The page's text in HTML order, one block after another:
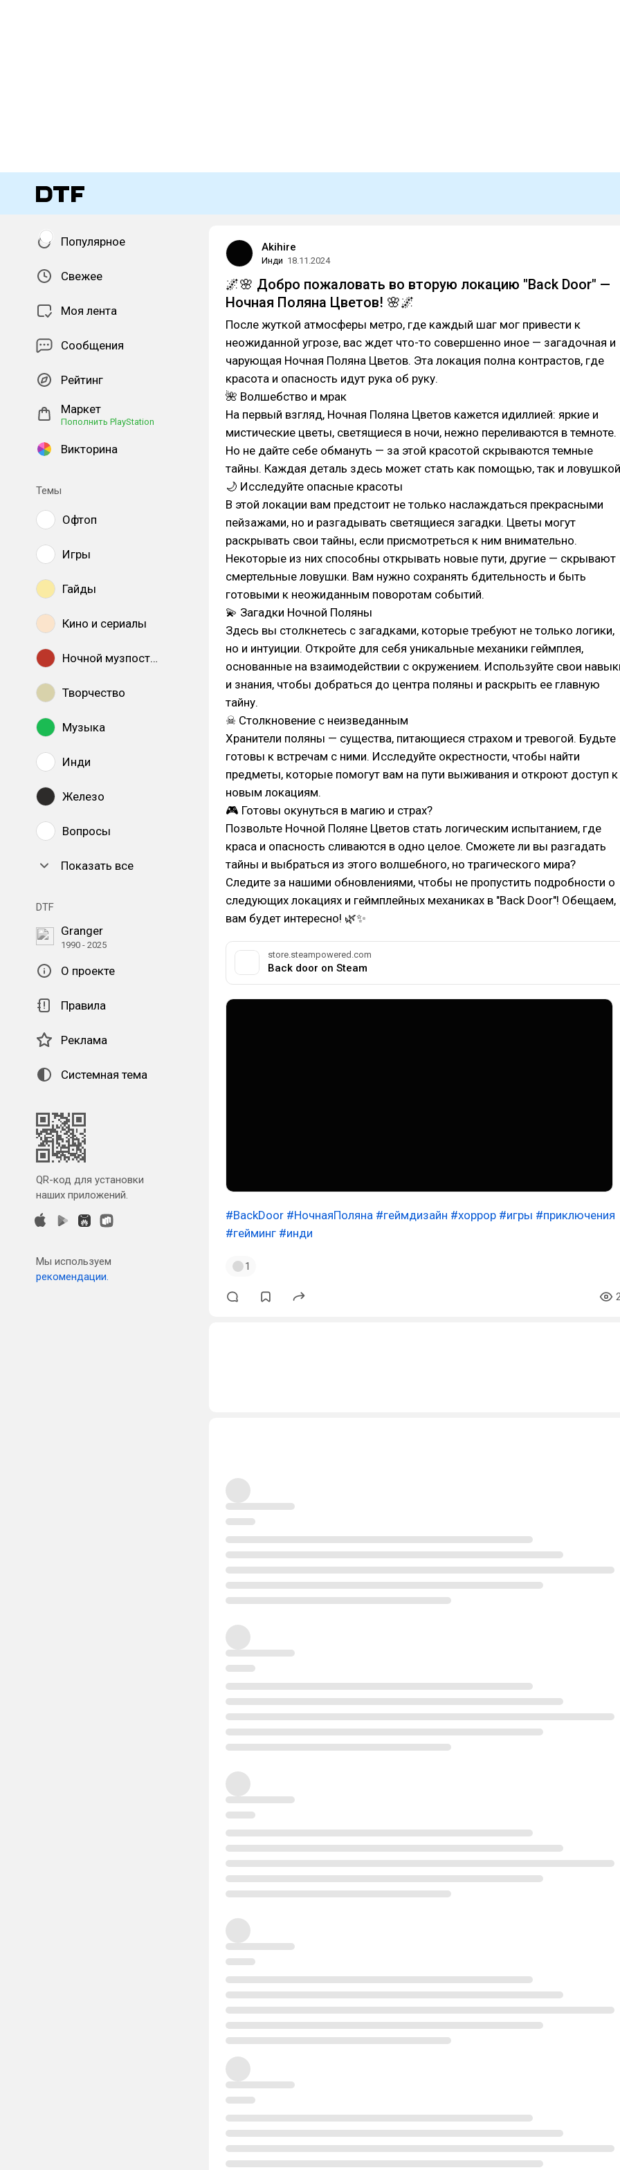
Популярное
Свежее
Моя лента
Сообщения
Рейтинг
Маркет
Пополнить PlayStation
Викторина
Темы
Офтоп
Игры
Гайды
Кино и сериалы
Ночной музпостинг
Творчество
Музыка
Инди
Железо
Вопросы
Показать все
DTF
Granger
1990 - 2025
О проекте
Правила
Реклама
Системная тема
QR-код для установки
наших приложений.
Мы используем
рекомендации.
Akihire
Инди 18.11.2024
🌌🌸 Добро пожаловать во вторую локацию "Back Door" —
Ночная Поляна Цветов! 🌸🌌
После жуткой атмосферы метро, где каждый шаг мог привести к
неожиданной угрозе, вас ждет что-то совершенно иное — загадочная и
чарующая Ночная Поляна Цветов. Эта локация полна контрастов, где
красота и опасность идут рука об руку.
🌺 Волшебство и мрак
На первый взгляд, Ночная Поляна Цветов кажется идиллией: яркие и
мистические цветы, светящиеся в ночи, нежно переливаются в темноте.
Но не дайте себе обмануть — за этой красотой скрываются темные
тайны. Каждая деталь здесь может стать как помощью, так и
🌙 Исследуйте опасные красоты
В этой локации вам предстоит не только наслаждаться прекрасными
пейзажами, но и разгадывать светящиеся загадки. Цветы могут
раскрывать свои тайны, если присмотреться к ним внимательно.
Некоторые из них способны открывать новые пути, другие — скрывают
смертельные ловушки. Вам нужно сохранять бдительность и быть
готовыми к неожиданным поворотам событий.
💫 Загадки Ночной Поляны
Здесь вы столкнетесь с загадками, которые требуют не только логики,
но и интуиции. Откройте для себя уникальные механики геймплея,
основанные на взаимодействии с окружением. Используйте свои
и знания, чтобы добраться до центра поляны и раскрыть ее главную
тайну.
☠ Столкновение с неизведанным
Хранители поляны — существа, питающиеся страхом и тревогой. Будьте
готовы к встречам с ними. Исследуйте окрестности, чтобы найти
предметы, которые помогут вам на пути выживания и откроют доступ к
новым локациям.
🎮 Готовы окунуться в магию и страх?
Позвольте Ночной Поляне Цветов стать логическим испытанием, где
краса и опасность сливаются в одно целое. Сможете ли вы разгадать
тайны и выбраться из этого волшебного, но трагического мира?
Следите за нашими обновлениями, чтобы не пропустить подробности о
следующих локациях и геймплейных механиках в "Back Door"! Обещаем,
вам будет интересно! 🌿✨
store.steampowered.com
Back door on Steam
#BackDoor #НочнаяПоляна #геймдизайн #хоррор #игры #приключения
#гейминг #инди
1